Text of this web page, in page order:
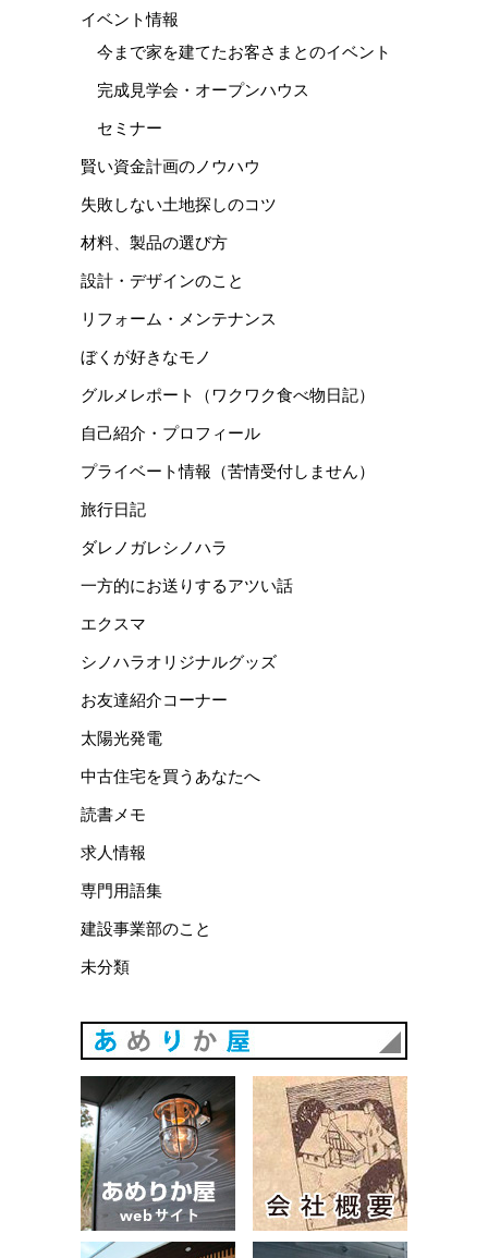
イベント情報
今まで家を建てたお客さまとのイベント
完成見学会・オープンハウス
セミナー
賢い資金計画のノウハウ
失敗しない土地探しのコツ
材料、製品の選び方
設計・デザインのこと
リフォーム・メンテナンス
ぼくが好きなモノ
グルメレポート（ワクワク食べ物日記）
自己紹介・プロフィール
プライベート情報（苦情受付しません）
旅行日記
ダレノガレシノハラ
一方的にお送りするアツい話
エクスマ
シノハラオリジナルグッズ
お友達紹介コーナー
太陽光発電
中古住宅を買うあなたへ
読書メモ
求人情報
専門用語集
建設事業部のこと
未分類
あめりか屋WEBサイト